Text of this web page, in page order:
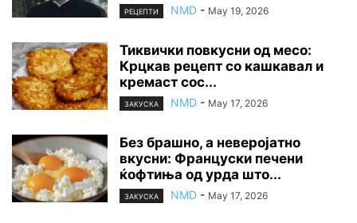
РЕЦЕПТИ NMD - May 19, 2026
Тиквички повкусни од месо:
Крцкав рецепт со кашкавал и
кремаст сос...
ЗАКУСКА NMD - May 17, 2026
Без брашно, а неверојатно
вкусни: Француски печени
ќофтиња од урда што...
ЗАКУСКА NMD - May 17, 2026